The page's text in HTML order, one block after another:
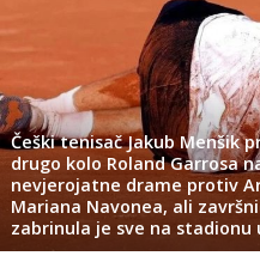
Češki tenisač Jakub Menšik
drugo kolo Roland Garrosa
nevjerojatne drame protiv
Mariana Navonea, ali
zabrinula je sve na stadionu